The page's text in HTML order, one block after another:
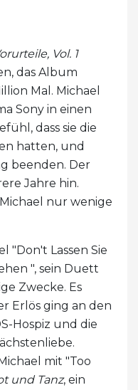
Vol. 1
das Album
Mal. Michael
Sony in einen
dass sie die
hatten, und
beenden. Der
Jahre hin.
nur wenige
"Don't Lassen Sie
", sein Duett
Zwecke. Es
Erlös ging an den
Hospiz und die
mit "Too
und Tanz, ein